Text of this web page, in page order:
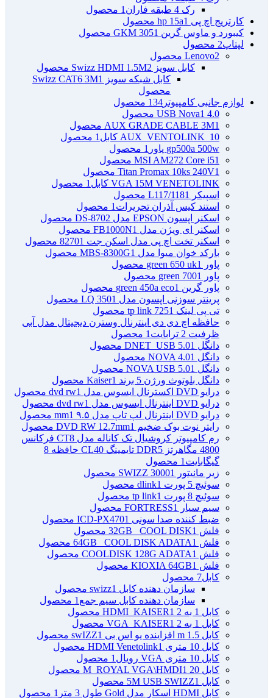
رک 4 طبقه فاران
1 محصول
کارتریج اچ پی hp 15a 1 محصول
کیبورد و ماوس گرین GKM 305 1 محصول
لپتاپ2 محصول
Lenovo2 محصول
کابل سویز Swizz HDMI 1.5M 2 محصول
کابل شبکه سویز Swizz CAT6 3M
1
محصول
لوازم جانبی کامپیوتر 134 محصول
4.0 USB Nova 1 محصول
AUX GRADE CABLE 3M1 محصول
AUX_VENTOLINK_10 کابل
1 محصول
gp500a 500w پاور
1 محصول
MSI AM272 Core i51 محصول
Titan Promax 10ks 240V1 محصول
VGA 15M VENETOLINK کابل
1 محصول
اسپیکر L117/118
1 محصول
استند کیس آذران تحریرات 1 محصول
اسکنر اپسون EPSON مدل DS-870
2 محصول
اسکنر ای ویژن مدل FB1000N 1 محصول
اسکنر تخت اچ پی مدل اسکن جت 8270 1 محصول
بارکد خوان میوا مدل MBS-8300G 1 محصول
پاور green 650 uk
1 محصول
پاور green 700
1 محصول
پاور گرین green 450a eco 1 محصول
پرینتر سوزنی اپسون مدل LQ 350 1 محصول
تی پی لینک tp link 725 1 محصول
حافظه اچ دی دی اینترنال وسترن دیجیتال مدل آبی
ظرفیت 2 ترابایت
1 محصول
دانگل DNET_USB 5.0 1 محصول
دانگل NOVA 4.0 1 محصول
دانگل NOVA USB 5.0 1 محصول
دانگل بلوتوث ورژن 5 برند Kaiser
1 محصول
درایو DVD اکسترنال ایسوس مدل dvd rw
1 محصول
درایو DVD اینترنال ایسوس مدل dvd rw
1 محصول
درایو DVD اینترنال لپ تاپ مدل ۹.۵ mm
1 محصول
رایتر نوت بوک ضخیم DVD RW 12.7mm 1 محصول
رم کامپیوتر کروشیال تک کاناله مدل CT8 فرکانس
4800 مگاهرتز DDR5 تایمینگ CL40 حافظه 8
گیگابایت 1 محصول
زیر مانیتور SWIZZ 3000
1 محصول
سوئیچ 5 پورت dlink
1 محصول
سوئیچ 8 پورت tp link
1 محصول
سیم سیار FORTRESS
1 محصول
ضبط کننده صدا سونی ICD-PX470 1 محصول
فلش 32GB _COOL DISK 1 محصول
فلش 64GB _COOL DISK ADATA 1 محصول
فلش COOLDISK 128G ADATA 1 محصول
فلش KIOXIA 64GB 1 محصول
کابل7 محصول
سازمان دهنده کابل swizz 1 محصول
سازمان دهنده کابل سیم جمع 1 محصول
کابل 1 به 2 HDMI_KAISER
1 محصول
کابل 1 به 2 VGA_KAISER
1 محصول
کابل 1.5 m افزاینده یو اس بی swIZZ
1 محصول
کابل 10 متری HDMI Venetolink
1 محصول
کابل 10 متری VGA رویال
1 محصول
کابل 20 M_ROYAL VGA\HMDI
1 محصول
کابل 5M USB SWIZZ 1 محصول
کابل HDMI اسکار مدل Gold طول 3 متر
1 محصول